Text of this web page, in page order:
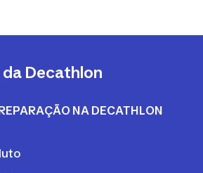
Decathlon
NA DECATHLON